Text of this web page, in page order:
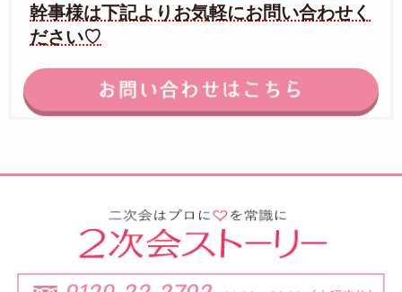
幹事様は下記よりお気軽にお問い合わせく
ださい♡